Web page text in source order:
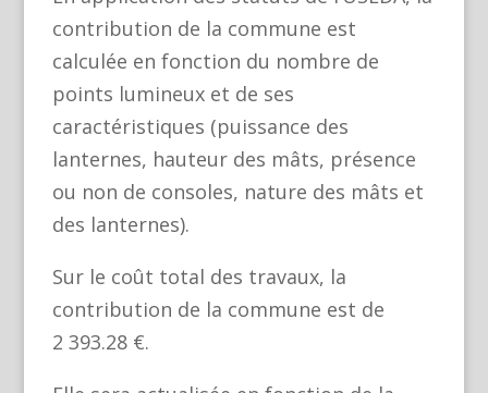
contribution de la commune est
calculée en fonction du nombre de
points lumineux et de ses
caractéristiques (puissance des
lanternes, hauteur des mâts, présence
ou non de consoles, nature des mâts et
des lanternes).
Sur le coût total des travaux, la
contribution de la commune est de
2 393.28 €.